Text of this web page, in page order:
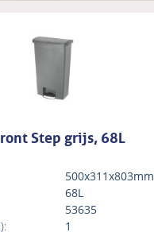
Step grijs, 68L
500x311x803mm
68L
53635
1